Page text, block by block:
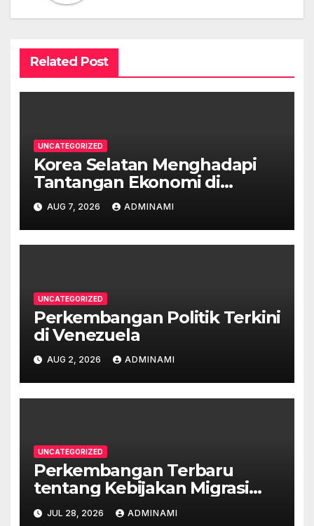
Related Post
UNCATEGORIZED
Korea Selatan Menghadapi
Tantangan Ekonomi di
Tengah Krisis Global
AUG 7, 2026 ADMINAMI
UNCATEGORIZED
Perkembangan Politik Terkini
di Venezuela
AUG 2, 2026 ADMINAMI
UNCATEGORIZED
Perkembangan Terbaru
tentang Kebijakan Migrasi
Australia
JUL 28, 2026 ADMINAMI